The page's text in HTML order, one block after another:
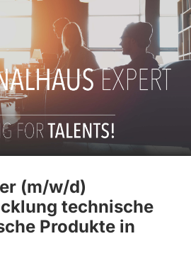
(m/w/d)
technische
Produkte in